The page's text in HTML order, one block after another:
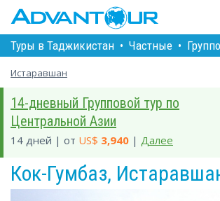
Туры в Таджикистан • Частные •
Истаравшан
14-дневный Групповой тур по
Центральной Азии
14 дней | от US$ 3,940 | Далее
Кок-Гумбаз,